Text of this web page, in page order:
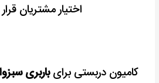
اختیار مشتریان
کامیون دربستی برایباربری